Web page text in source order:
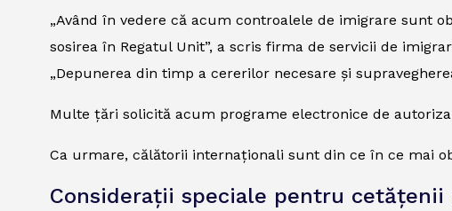
„Având în vedere că acum controalele de imigrare sunt
sosirea în Regatul Unit”, a scris firma de servicii de
„Depunerea din timp a cererilor necesare și
Multe țări solicită acum programe electronice de
Ca urmare, călătorii internaționali sunt din ce în ce mai
Considerații speciale pentru